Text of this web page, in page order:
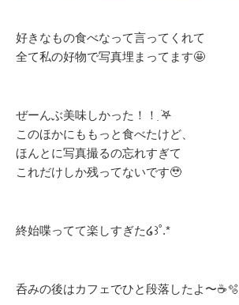
好きなもの食べなって言ってくれて
全て私の好物で写真埋まってます🤩
ぜーんぶ美味しかった！！ִ ࣪𖤐
このほかにももっと食べたけど、
ほんとに写真撮るの忘れすぎて
これだけしか残ってないです🥹
終始喋ってて楽しすぎた໒꒱˚.*
呑みの後はカフェでひと段落したよ〜☕️🫧